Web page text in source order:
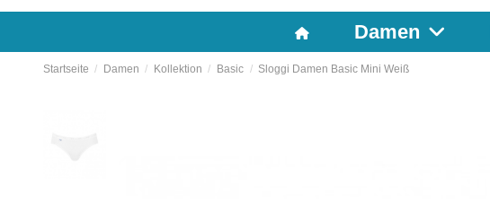
Damen
Startseite Damen Kollektion Basic Sloggi Damen Basic Mini Weiß